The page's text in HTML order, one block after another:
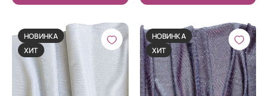
НОВИНКА
ХИТ
НОВИНКА
ХИТ